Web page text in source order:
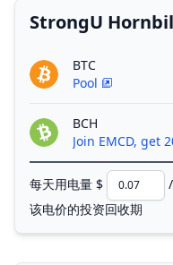
StrongU
BTC
Pool
BCH
每天用电量 $
该电价的投资回收期